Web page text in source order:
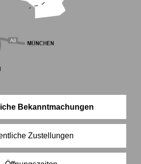
Bekanntmachungen
Zustellungen